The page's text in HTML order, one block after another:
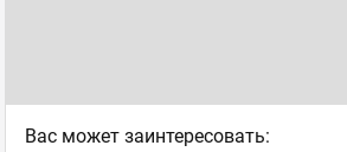
Ваc может заинтересовать: